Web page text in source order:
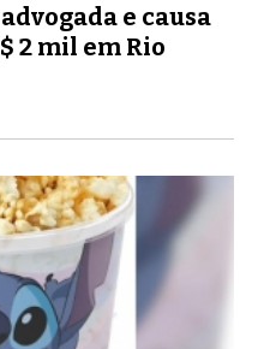
e causa
2 mil em Rio